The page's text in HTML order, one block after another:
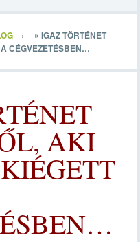
» IGAZ TÖRTÉNET
CÉGVEZETÉSBEN…
AKI